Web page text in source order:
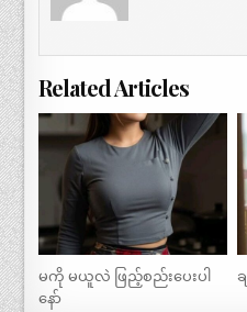
Related Articles
မကို မယူလဲ ဖြည့်စည်းပေးပါ
နော်